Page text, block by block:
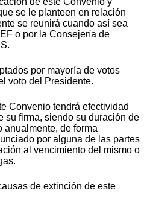
se le planteen en relación
se reunirá cuando así sea
o por la Consejería de
por mayoría de votos
voto del Presidente.
Convenio tendrá efectividad
su firma, siendo su duración de
anualmente, de forma
por alguna de las partes
al vencimiento del mismo o
de extinción de este